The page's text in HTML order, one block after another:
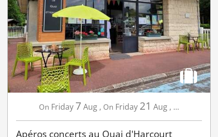
On Friday 7 Aug , On Friday 21 Aug , ...
Apéros concerts au Quai d'Harcourt